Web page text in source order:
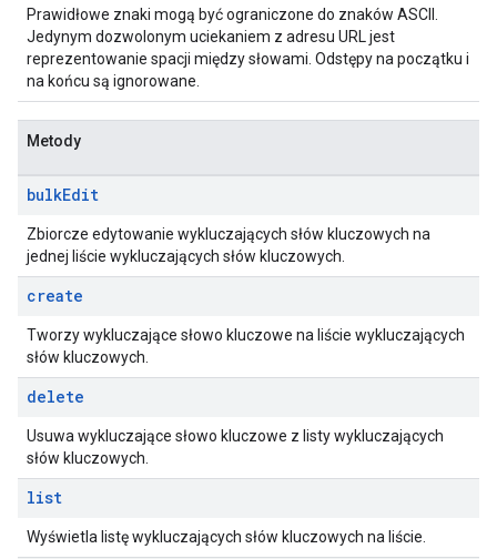
Prawidłowe znaki mogą być ograniczone do znaków ASCII.
Jedynym dozwolonym uciekaniem z adresu URL jest
reprezentowanie spacji między słowami. Odstępy na początku i
na końcu są ignorowane.
Metody
bulkEdit
Zbiorcze edytowanie wykluczających słów kluczowych na
jednej liście wykluczających słów kluczowych.
create
Tworzy wykluczające słowo kluczowe na liście wykluczających
słów kluczowych.
delete
Usuwa wykluczające słowo kluczowe z listy wykluczających
słów kluczowych.
list
Wyświetla listę wykluczających słów kluczowych na liście.